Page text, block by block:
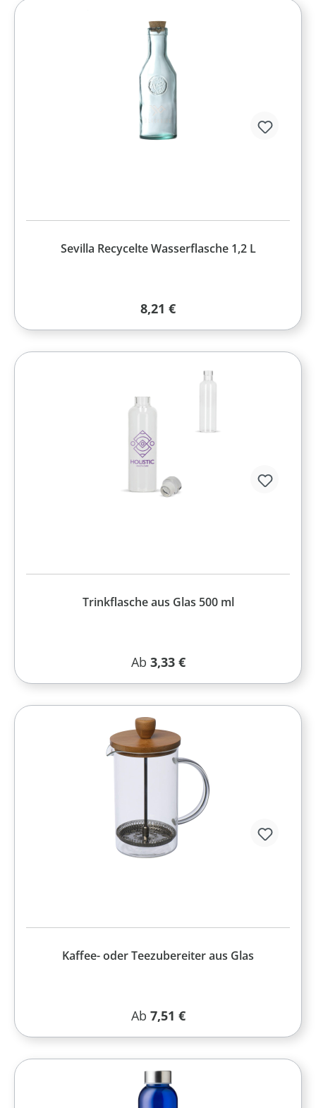
Sevilla Recycelte Wasserflasche 1,2 L
Regulärer Preis:
8,21 €
Trinkflasche aus Glas 500 ml
Regulärer Preis:
Ab 3,33 €
Kaffee- oder Teezubereiter aus Glas
Regulärer Preis:
Ab 7,51 €